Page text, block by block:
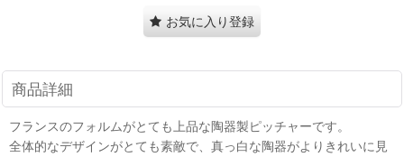
お気に入り登録
商品詳細
フランスのフォルムがとても上品な陶器製ピッチャーです。
全体的なデザインがとても素敵で、真っ白な陶器がよりきれいに見